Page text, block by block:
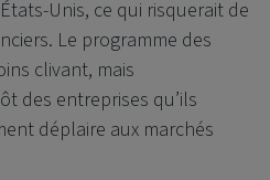
Unis, ce qui risquerait de
Le programme des
clivant, mais
des entreprises qu’ils
déplaire aux marchés